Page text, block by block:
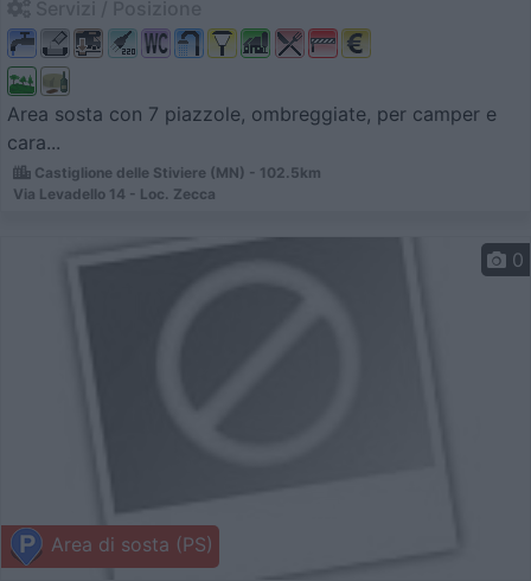
Area sosta con 7 piazzole, ombreggiate, per camper e
cara...
Castiglione delle Stiviere (MN) - 102.5km
Via Levadello 14 - Loc. Zecca
Area di sosta (PS)
0